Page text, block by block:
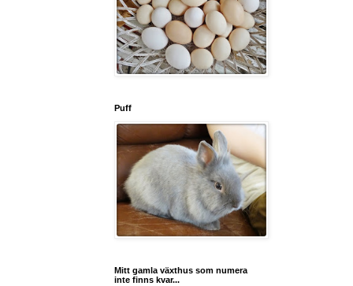
Puff
Mitt gamla växthus som numera
inte finns kvar...